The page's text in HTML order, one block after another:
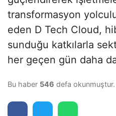
transformasyon
eden D Tech Cloud,
sunduğu katkılarla
her geçen gün daha
Bu haber 546 defa okunmuştur.